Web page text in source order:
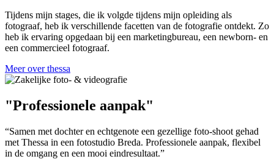
Tijdens mijn stages, die ik volgde tijdens mijn opleiding als
fotograaf, heb ik verschillende facetten van de fotografie ontdekt. Zo
heb ik ervaring opgedaan bij een marketingbureau, een newborn- en
een commercieel fotograaf.
Meer over thessa
"Professionele aanpak"
“Samen met dochter en echtgenote een gezellige foto-shoot gehad
met Thessa in een fotostudio Breda. Professionele aanpak, flexibel
in de omgang en een mooi eindresultaat.”